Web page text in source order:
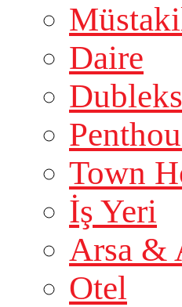
Daire
Dubleks
Town
İş Yeri
Arsa &
Otel